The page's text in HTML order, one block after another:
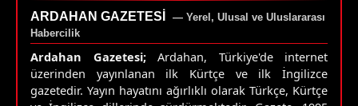
ARDAHAN GAZETESI
— Yerel, Ulusal ve Uluslararası
Habercilik
Ardahan Gazetesi;Ardahan, Türkiye'de internet
üzerinden yayınlanan ilk Kürtçe ve ilk İngilizce
gazetedir. Yayın hayatını ağırlıklı olarak Türkçe, Kürtçe